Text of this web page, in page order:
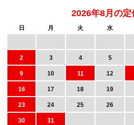
2026年8月の定
日 月 火 水
2
3 4 5
9
10 11 12
16
17 18 19
23
24 25 26
30
31